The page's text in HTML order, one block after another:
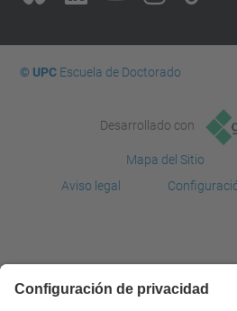
© UPCEscuela de Doctorado
Desarrollado con
Mapa del Sitio
Aviso legal